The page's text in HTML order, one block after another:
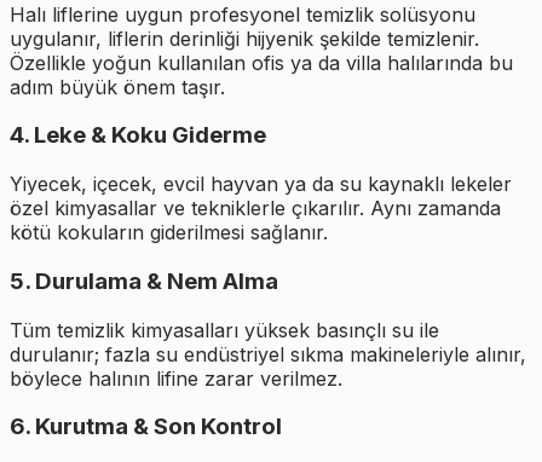
Halı liflerine uygun profesyonel temizlik solüsyonu
uygulanır, liflerin derinliği hijyenik şekilde temizlenir.
Özellikle yoğun kullanılan ofis ya da villa halılarında bu
adım büyük önem taşır.
4. Leke & Koku Giderme
Yiyecek, içecek, evcil hayvan ya da su kaynaklı lekeler
özel kimyasallar ve tekniklerle çıkarılır. Aynı zamanda
kötü kokuların giderilmesi sağlanır.
5. Durulama & Nem Alma
Tüm temizlik kimyasalları yüksek basınçlı su ile
durulanır; fazla su endüstriyel sıkma makineleriyle alınır,
böylece halının lifine zarar verilmez.
6. Kurutma & Son Kontrol